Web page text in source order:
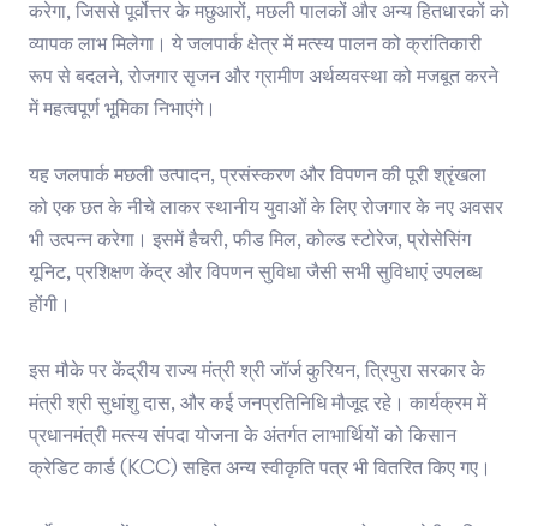
करेगा, जिससे पूर्वोत्तर के मछुआरों, मछली पालकों और अन्य हितधारकों को
व्यापक लाभ मिलेगा। ये जलपार्क क्षेत्र में मत्स्य पालन को क्रांतिकारी
रूप से बदलने, रोजगार सृजन और ग्रामीण अर्थव्यवस्था को मजबूत करने
में महत्वपूर्ण भूमिका निभाएंगे।
यह जलपार्क मछली उत्पादन, प्रसंस्करण और विपणन की पूरी श्रृंखला
को एक छत के नीचे लाकर स्थानीय युवाओं के लिए रोजगार के नए अवसर
भी उत्पन्न करेगा। इसमें हैचरी, फीड मिल, कोल्ड स्टोरेज, प्रोसेसिंग
यूनिट, प्रशिक्षण केंद्र और विपणन सुविधा जैसी सभी सुविधाएं उपलब्ध
होंगी।
इस मौके पर केंद्रीय राज्य मंत्री श्री जॉर्ज कुरियन, त्रिपुरा सरकार के
मंत्री श्री सुधांशु दास, और कई जनप्रतिनिधि मौजूद रहे। कार्यक्रम में
प्रधानमंत्री मत्स्य संपदा योजना के अंतर्गत लाभार्थियों को किसान
क्रेडिट कार्ड (KCC) सहित अन्य स्वीकृति पत्र भी वितरित किए गए।